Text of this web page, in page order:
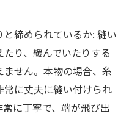
締められているか: 縫い
り、緩んでいたりする
せん。本物の場合、糸
に丈夫に縫い付けられ
に丁寧で、端が飛び出